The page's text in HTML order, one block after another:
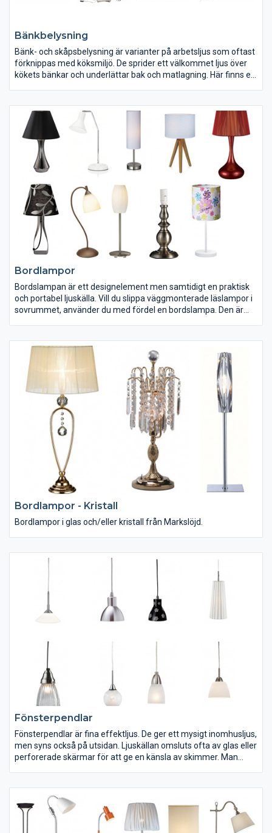
Bänkbelysning
Bänk- och skåpsbelysning är varianter på arbetsljus som oftast
förknippas med köksmiljö. De sprider ett välkommet ljus över
kökets bänkar och underlättar bak och matlagning. Här finns en
belysning medan köksmiljön kräver större armaturer med jämn
belysning.
Bordlampor
Bordslampan är ett designelement men samtidigt en praktisk
och portabel ljuskälla. Vill du slippa väggmonterade läslampor i
sovrummet, använder du med fördel en bordslampa. Den är
undvika koncentrationssvårigheter.
Bordlampor - Kristall
Bordlampor i glas och/eller kristall från Markslöjd.
Fönsterpendlar
Fönsterpendlar är fina effektljus. De ger ett mysigt inomhusljus,
men syns också på utsidan. Ljuskällan omsluts ofta av glas eller
perforerade skärmar för att ge en känsla av skimmer. Man